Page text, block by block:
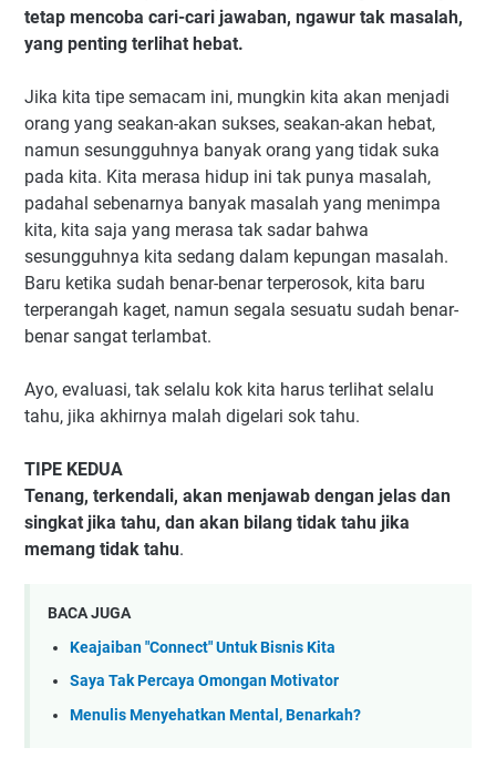
tetap mencoba cari-cari jawaban, ngawur tak masalah,
yang penting terlihat hebat.
Jika kita tipe semacam ini, mungkin kita akan menjadi
orang yang seakan-akan sukses, seakan-akan hebat,
namun sesungguhnya banyak orang yang tidak suka
pada kita. Kita merasa hidup ini tak punya masalah,
padahal sebenarnya banyak masalah yang menimpa
kita, kita saja yang merasa tak sadar bahwa
sesungguhnya kita sedang dalam kepungan masalah.
Baru ketika sudah benar-benar terperosok, kita baru
terperangah kaget, namun segala sesuatu sudah benar-
benar sangat terlambat.
Ayo, evaluasi, tak selalu kok kita harus terlihat selalu
tahu, jika akhirnya malah digelari sok tahu.
TIPE KEDUA
Tenang, terkendali, akan menjawab dengan jelas dan
singkat jika tahu, dan akan bilang tidak tahu jika
memang tidak tahu.
BACA JUGA
Keajaiban "Connect" Untuk Bisnis Kita
Saya Tak Percaya Omongan Motivator
Menulis Menyehatkan Mental, Benarkah?